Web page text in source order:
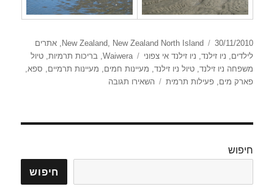
פורסם
בתאריך
30/11/2010 קטגוריות New Zealand, New Zealand North Island
,אתרים
לילדים, ניו זילנד, ניו זילנד אי צפוני תגיות
Waiwera
,בריכות תרמיות,טיול
משפחה ניו זילנד,טיול ניו זילנד, מעיינות חמים, מעיינות תרמיים, ספא,
פארק מים,פעילות תרמית השאירו תגובה
חיפוש
חיפוש